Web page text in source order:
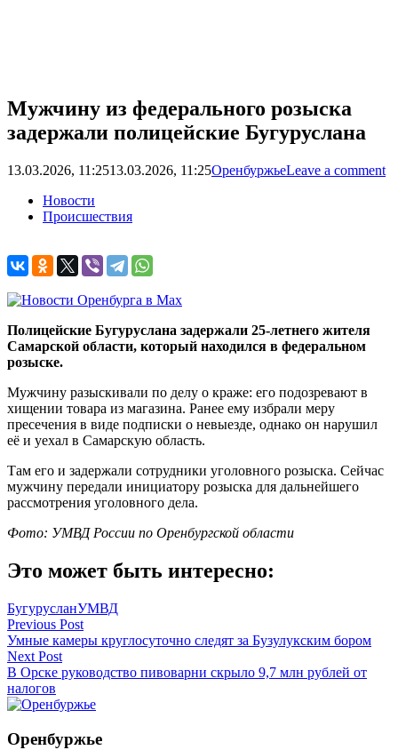
Мужчину из федерального розыска
задержали полицейские Бугуруслана
13.03.2026, 11:2513.03.2026, 11:25ОренбуржьеLeave a comment
Новости
Происшествия
Полицейские Бугуруслана задержали 25-летнего жителя
Самарской области, который находился в федеральном
розыске.
Мужчину разыскивали по делу о краже: его подозревают в
хищении товара из магазина. Ранее ему избрали меру
пресечения в виде подписки о невыезде, однако он нарушил
её и уехал в Самарскую область.
Там его и задержали сотрудники уголовного розыска. Сейчас
мужчину передали инициатору розыска для дальнейшего
рассмотрения уголовного дела.
Фото: УМВД России по Оренбургской области
Это может быть интересно:
БугурусланУМВД
Навигация
по
записям
Previous Post
Умные камеры круглосуточно следят за Бузулукским бором
Next Post
В Орске руководство пивоварни скрыло 9,7 млн рублей от
налогов
Оренбуржье